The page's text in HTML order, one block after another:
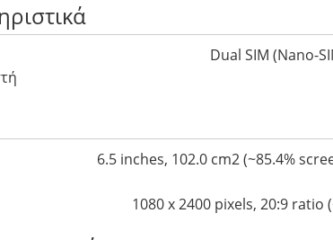
Dual SIM (Nano-
6.5 inches, 102.0 cm2 (~85.4%
1080 x 2400 pixels, 20:9 ratio